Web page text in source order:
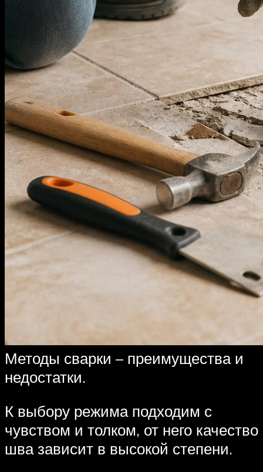
Методы сварки – преимущества и
недостатки.
К выбору режима подходим с
чувством и толком, от него качество
шва зависит в высокой степени.